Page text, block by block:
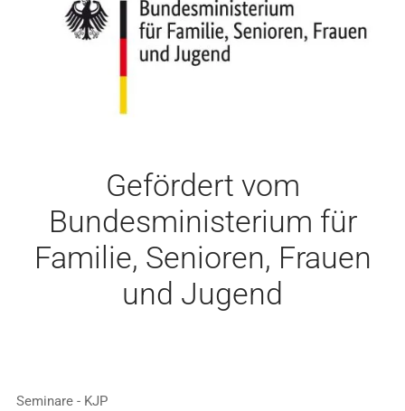
Gefördert vom
Bundesministerium für
Familie, Senioren, Frauen
und Jugend
Seminare - KJP